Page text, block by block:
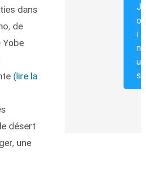
dans
de
Yobe
(lire la
désert
une
J
o
i
n
u
s